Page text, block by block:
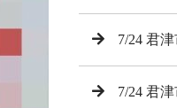
7/24 君
7/24 君